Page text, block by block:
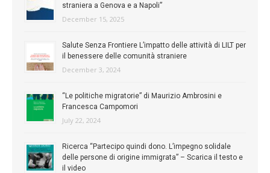
straniera a Genova e a Napoli”
December 15, 2025
Salute Senza Frontiere L’impatto delle attività di LILT per
il benessere delle comunità straniere
December 3, 2024
“Le politiche migratorie” di Maurizio Ambrosini e
Francesca Campomori
July 22, 2024
Ricerca “Partecipo quindi dono. L’impegno solidale
delle persone di origine immigrata” – Scarica il testo e
il video